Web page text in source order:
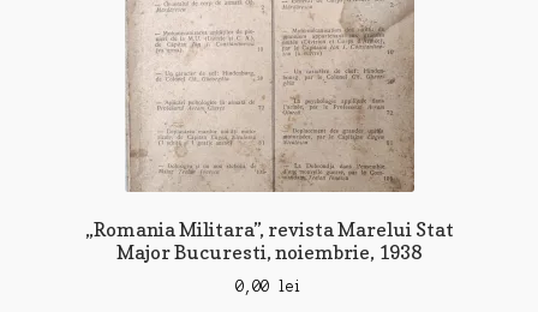
„Romania Militara”, revista Marelui Stat
Major Bucuresti, noiembrie, 1938
0,00 lei